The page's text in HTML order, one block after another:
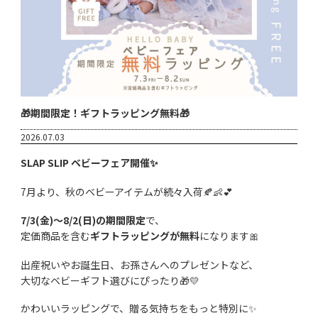
🎁期間限定！ギフトラッピング無料🎁
2026.07.03
SLAP SLIP ベビーフェア開催✨
7月より、秋のベビーアイテムが続々入荷🍂👶💕
7/3(金)～8/2(日)の期間限定で、
定価商品を含むギフトラッピングが無料になります🎀
出産祝いやお誕生日、お孫さんへのプレゼントなど、
大切なベビーギフト選びにぴったり🎁💛
かわいいラッピングで、贈る気持ちをもっと特別に✨